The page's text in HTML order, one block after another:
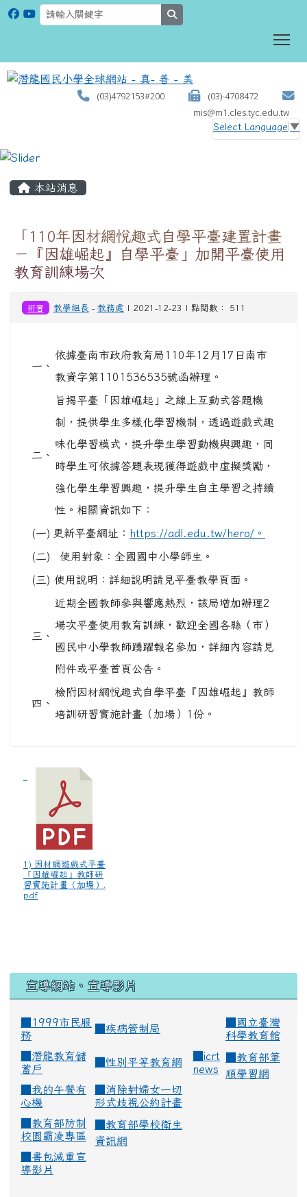
(03)4792153#200
(03)-4708472
mis@m1.cles.tyc.edu.tw
Select Language ▼
本站消息
「110年因材網悅趣式自學平臺建置計畫
－『因雄崛起』自學平臺」加開平臺使用
教育訓練場次
研習 教學組長 - 教務處 | 2021-12-23 | 點閱數： 511
一、
依據臺南市政府教育局110年12月17日南市
教資字第1101536535號函辦理。
二、
旨揭平臺「因雄崛起」之線上互動式答題機
制，提供學生多樣化學習機制，透過遊戲式趣
味化學習模式，提升學生學習動機與興趣，同
時學生可依據答題表現獲得遊戲中虛擬獎勵，
強化學生學習興趣，提升學生自主學習之持續
性。相關資訊如下：
(一) 更新平臺網址： https://adl.edu.tw/hero/。
(二) 使用對象：全國國中小學師生。
(三) 使用說明：詳細說明請見平臺教學頁面。
三、
近期全國教師參與響應熱烈，該局增加辦理2
場次平臺使用教育訓練，歡迎全國各縣（市）
國民中小學教師踴躍報名參加，詳細內容請見
附件或平臺首頁公告。
四、
檢附因材網悅趣式自學平臺『因雄崛起』教師
培訓研習實施計畫（加場）1份。
1) 因材網遊戲式平臺
「因雄崛起」教師研
習實施計畫（加場）.
pdf
宣導網站、宣導影片
■1999市民服
務
疾病管制局
國立臺灣
科學教育館
潛龍教育儲
蓄戶
性別平等教育網
icrt
news
教育部筆
順學習網
我的午餐有
心機
消除對婦女一切
形式歧視公約計畫
教育部防制
校園霸凌專區
教育部學校衛生
資訊網
書包減重宣
導影片